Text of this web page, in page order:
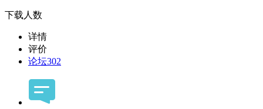
下载人数
详情
评价
论坛302